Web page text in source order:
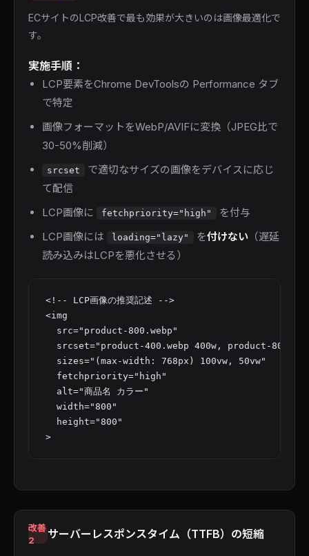
ECサイトのLCP改善で最も効果が大きいのは画像最適化で
す。
実施手順：
LCP要素をChrome DevToolsの Performance タブ
で特定
画像フォーマットをWebP/AVIFに変換（JPEG比で
30-50%削減）
srcset
で適切なサイズの画像をデバイスに応じ
て配信
LCP画像に
fetchpriority="high"
を付与
LCP画像には
loading="lazy" を付けない （遅延
読み込みはLCPを悪化させる）
<!-- LCP画像の推奨記述 -->
<img
  src="product-800.webp"
srcset="product-400.webp 400w, product-
  sizes="(max-width: 768px) 100vw, 50vw"
  fetchpriority="high"
  alt="商品名 カラー"
  width="800"
  height="800"
>
改善
2
サーバーレスポンスタイム（TTFB）の短縮